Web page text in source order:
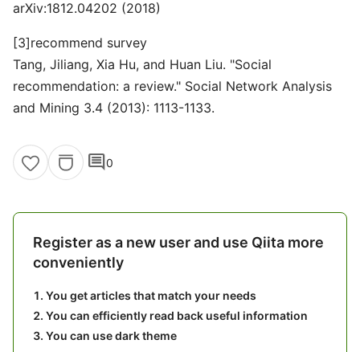
arXiv:1812.04202 (2018)
[3]recommend survey
Tang, Jiliang, Xia Hu, and Huan Liu. "Social
recommendation: a review." Social Network Analysis
and Mining 3.4 (2013): 1113-1133.
comment0
Register as a new user and use Qiita more
conveniently
You get articles that match your needs
You can efficiently read back useful information
You can use dark theme